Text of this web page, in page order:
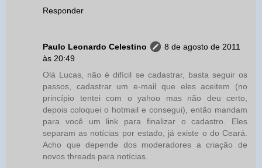
Responder
Paulo Leonardo Celestino
8 de agosto de 2011
às 20:49
Olá Lucas, não é difícil se cadastrar, basta seguir os
passos, cadastrar um e-mail que eles aceitem (no
princípio tentei com o yahoo mas não deu certo,
depois coloquei o hotmail e consegui), então mandam
para você um link para finalizar o cadastro. Eles
separam as notícias por estado, já existe o do Ceará.
Acho que depende dos moderadores a criação de
novos threads para notícias.